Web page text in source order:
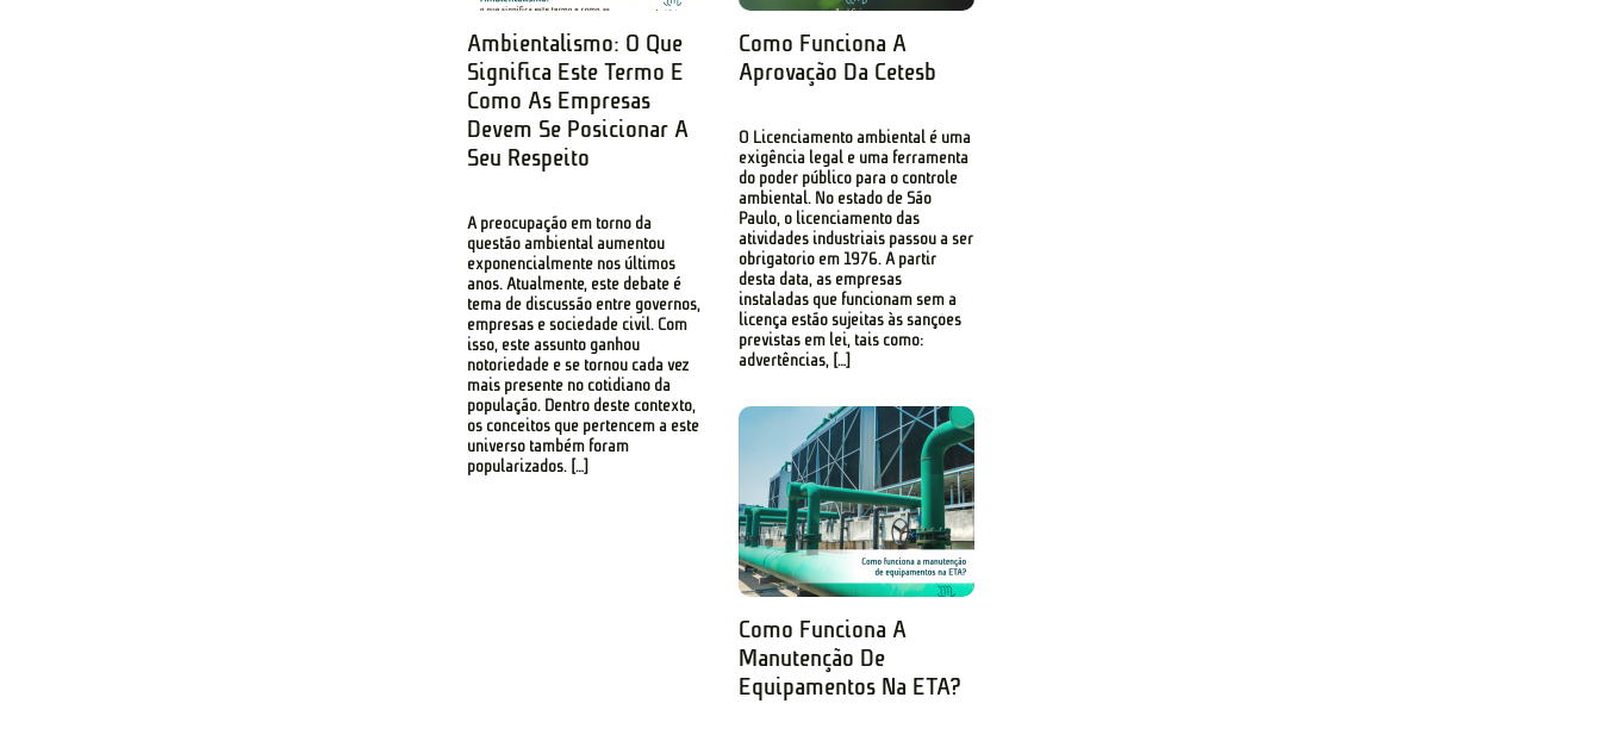
Ambientalismo: O Que
Significa Este Termo E
Como As Empresas
Devem Se Posicionar A
Seu Respeito
A preocupação em torno da
questão ambiental aumentou
exponencialmente nos últimos
anos. Atualmente, este debate é
tema de discussão entre governos,
empresas e sociedade civil. Com
isso, este assunto ganhou
notoriedade e se tornou cada vez
mais presente no cotidiano da
população. Dentro deste contexto,
os conceitos que pertencem a este
universo também foram
popularizados. […]
Como Funciona A
Aprovação Da Cetesb
O Licenciamento ambiental é uma
exigência legal e uma ferramenta
do poder público para o controle
ambiental. No estado de São
Paulo, o licenciamento das
atividades industriais passou a ser
obrigatório em 1976. A partir
desta data, as empresas
instaladas que funcionam sem a
licença estão sujeitas às sanções
previstas em lei, tais como:
advertências, […]
Como Funciona A
Manutenção De
Equipamentos Na ETA?